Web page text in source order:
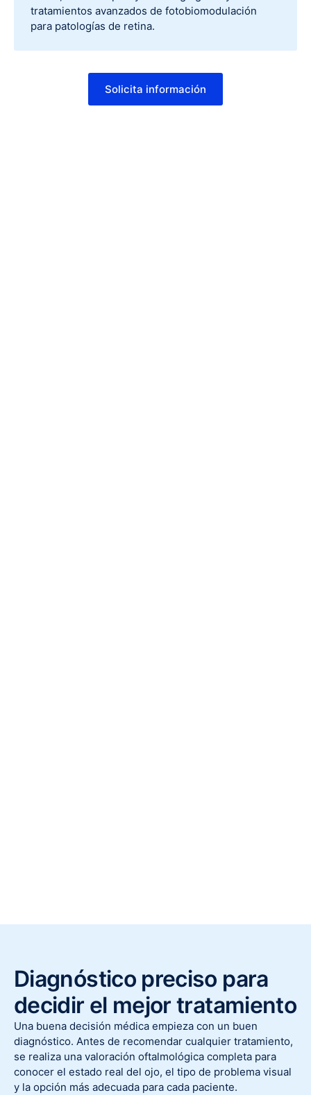
tratamientos avanzados de fotobiomodulación
para patologías de retina.
Solicita información
Diagnóstico preciso para
decidir el mejor tratamiento
Una buena decisión médica empieza con un buen
diagnóstico. Antes de recomendar cualquier tratamiento,
se realiza una valoración oftalmológica completa para
conocer el estado real del ojo, el tipo de problema visual
y la opción más adecuada para cada paciente.